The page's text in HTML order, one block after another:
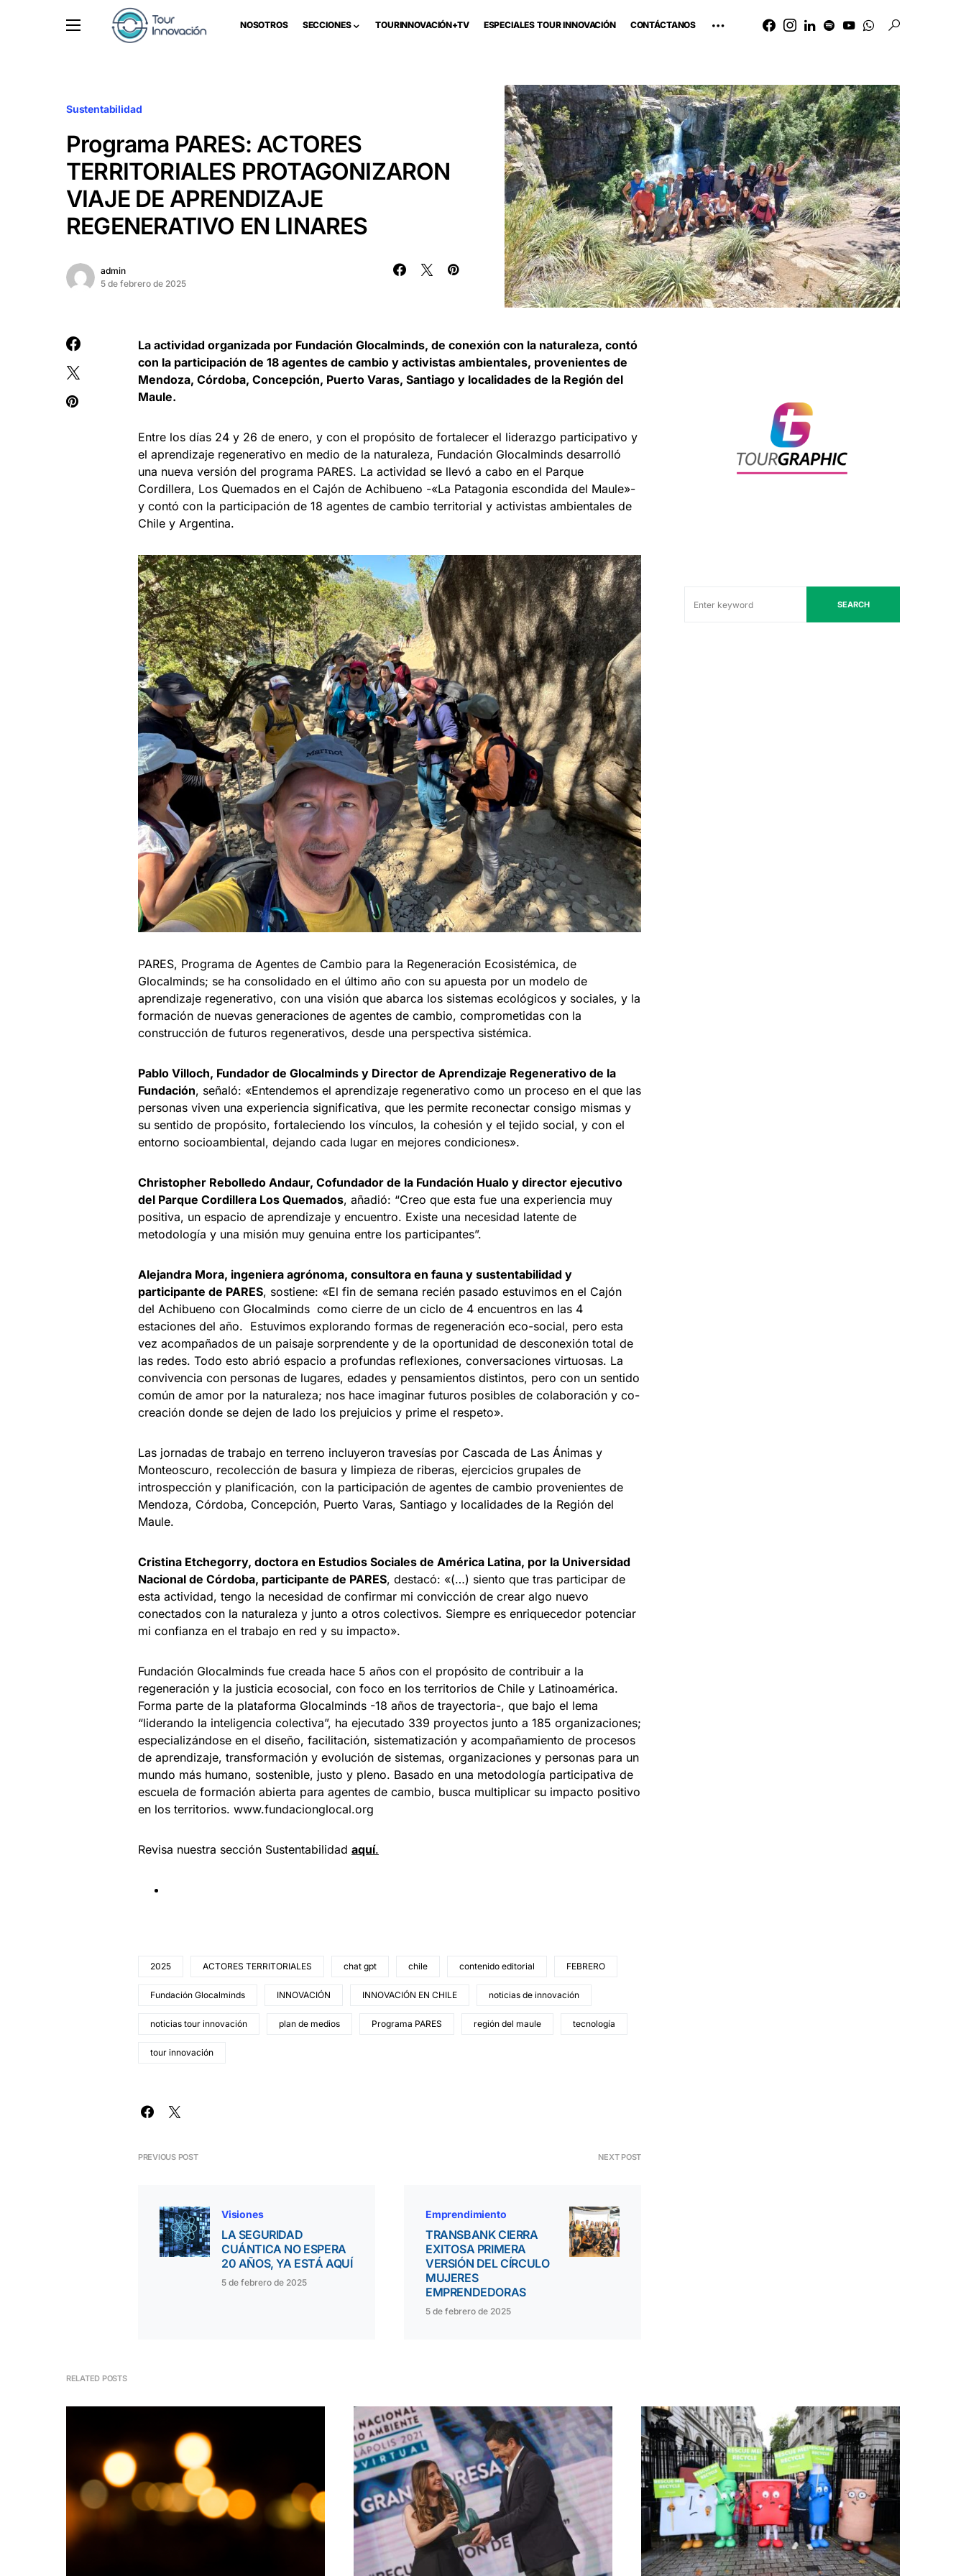
NOSOTROS SECCIONES TOURINNOVACIÓN+TV ESPECIALES TOUR INNOVACIÓN CONTÁCTANOS
Sustentabilidad
Programa PARES: ACTORES
TERRITORIALES PROTAGONIZARON
VIAJE DE APRENDIZAJE
REGENERATIVO EN LINARES
admin
5 de febrero de 2025
La actividad organizada por Fundación Glocalminds, de conexión con la naturaleza, contó
con la participación de 18 agentes de cambio y activistas ambientales, provenientes de
Mendoza, Córdoba, Concepción, Puerto Varas, Santiago y localidades de la Región del
Maule.
Entre los días 24 y 26 de enero, y con el propósito de fortalecer el liderazgo participativo y
el aprendizaje regenerativo en medio de la naturaleza, Fundación Glocalminds desarrolló
una nueva versión del programa PARES. La actividad se llevó a cabo en el Parque
Cordillera, Los Quemados en el Cajón de Achibueno -«La Patagonia escondida del Maule»-
y contó con la participación de 18 agentes de cambio territorial y activistas ambientales de
Chile y Argentina.
PARES, Programa de Agentes de Cambio para la Regeneración Ecosistémica, de
Glocalminds; se ha consolidado en el último año con su apuesta por un modelo de
aprendizaje regenerativo, con una visión que abarca los sistemas ecológicos y sociales, y la
formación de nuevas generaciones de agentes de cambio, comprometidas con la
construcción de futuros regenerativos, desde una perspectiva sistémica.
Pablo Villoch, Fundador de Glocalminds y Director de Aprendizaje Regenerativo de la
Fundación, señaló: «Entendemos el aprendizaje regenerativo como un proceso en el que las
personas viven una experiencia significativa, que les permite reconectar consigo mismas y
su sentido de propósito, fortaleciendo los vínculos, la cohesión y el tejido social, y con el
entorno socioambiental, dejando cada lugar en mejores condiciones».
Christopher Rebolledo Andaur, Cofundador de la Fundación Hualo y director ejecutivo
del Parque Cordillera Los Quemados, añadió: “Creo que esta fue una experiencia muy
positiva, un espacio de aprendizaje y encuentro. Existe una necesidad latente de
metodología y una misión muy genuina entre los participantes”.
Alejandra Mora, ingeniera agrónoma, consultora en fauna y sustentabilidad y
participante de PARES, sostiene: «El fin de semana recién pasado estuvimos en el Cajón
del Achibueno con Glocalminds como cierre de un ciclo de 4 encuentros en las 4
estaciones del año. Estuvimos explorando formas de regeneración eco-social, pero esta
vez acompañados de un paisaje sorprendente y de la oportunidad de desconexión total de
las redes. Todo esto abrió espacio a profundas reflexiones, conversaciones virtuosas. La
convivencia con personas de lugares, edades y pensamientos distintos, pero con un sentido
común de amor por la naturaleza; nos hace imaginar futuros posibles de colaboración y co-
creación donde se dejen de lado los prejuicios y prime el respeto».
Las jornadas de trabajo en terreno incluyeron travesías por Cascada de Las Ánimas y
Monteoscuro, recolección de basura y limpieza de riberas, ejercicios grupales de
introspección y planificación, con la participación de agentes de cambio provenientes de
Mendoza, Córdoba, Concepción, Puerto Varas, Santiago y localidades de la Región del
Maule.
Cristina Etchegorry, doctora en Estudios Sociales de América Latina, por la Universidad
Nacional de Córdoba, participante de PARES, destacó: «(…) siento que tras participar de
esta actividad, tengo la necesidad de confirmar mi convicción de crear algo nuevo
conectados con la naturaleza y junto a otros colectivos. Siempre es enriquecedor potenciar
mi confianza en el trabajo en red y su impacto».
Fundación Glocalminds fue creada hace 5 años con el propósito de contribuir a la
regeneración y la justicia ecosocial, con foco en los territorios de Chile y Latinoamérica.
Forma parte de la plataforma Glocalminds -18 años de trayectoria-, que bajo el lema
“liderando la inteligencia colectiva”, ha ejecutado 339 proyectos junto a 185 organizaciones;
especializándose en el diseño, facilitación, sistematización y acompañamiento de procesos
de aprendizaje, transformación y evolución de sistemas, organizaciones y personas para un
mundo más humano, sostenible, justo y pleno. Basado en una metodología participativa de
escuela de formación abierta para agentes de cambio, busca multiplicar su impacto positivo
en los territorios. www.fundacionglocal.org
Revisa nuestra sección Sustentabilidad aquí.
2025 ACTORES TERRITORIALES chat gpt chile contenido editorial FEBRERO
Fundación Glocalminds INNOVACIÓN INNOVACIÓN EN CHILE noticias de innovación
noticias tour innovación plan de medios Programa PARES región del maule tecnología
tour innovación
PREVIOUS POST
Visiones
LA SEGURIDAD
CUÁNTICA NO ESPERA
20 AÑOS, YA ESTÁ AQUÍ
5 de febrero de 2025
NEXT POST
Emprendimiento
TRANSBANK CIERRA
EXITOSA PRIMERA
VERSIÓN DEL CÍRCULO
MUJERES
EMPRENDEDORAS
5 de febrero de 2025
SEARCH
RELATED POSTS